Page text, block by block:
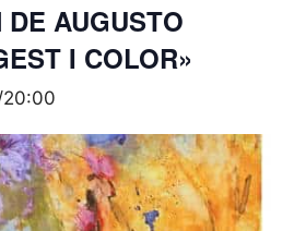
AUGUSTO
I COLOR»
20:00